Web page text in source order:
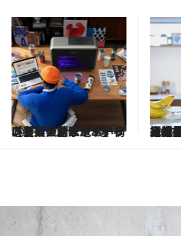
2025.10.21
【芸術の秋家電！】初心者も入門しやすい３D プリンターやポータブルピアノほか アートを楽しむ家電5選 【世界の家電万博！】日本で買える世界